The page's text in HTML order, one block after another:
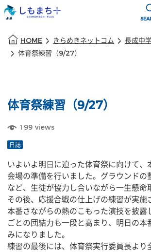
HOME きらめきネットコム
長成中
体育祭練習（9/27）
体育祭練習（9/27）
199 views
日誌
いよいよ明日に迫った体育祭に向けて、
会場の準備を行いました。グラウンドの
など、生徒が協力し合いながら一生懸命
その後、応援合戦の仕上げの練習が実施
本番さながらの熱のこもった演技を披露
ごとの団結力も一段と高まり、明日の本
みになりました。
練習の最後には、体育祭実行委員長より